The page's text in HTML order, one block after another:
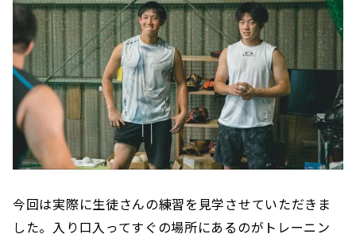
今回は実際に生徒さんの練習を見学させていただきま
した。入り口入ってすぐの場所にあるのがトレーニン